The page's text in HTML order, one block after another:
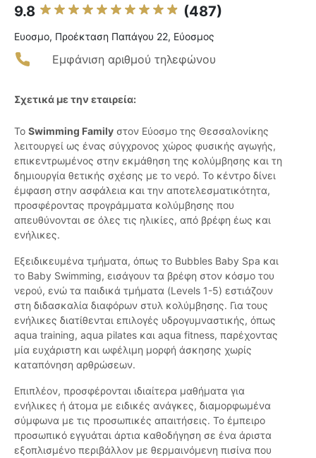
9.8 (487)
Ευοσμο, Προέκταση Παπάγου 22, Εύοσμος
Εμφάνιση αριθμού τηλεφώνου
Σχετικά με την εταιρεία:
Το Swimming Family στον Εύοσμο της Θεσσαλονίκης
λειτουργεί ως ένας σύγχρονος χώρος φυσικής αγωγής,
επικεντρωμένος στην εκμάθηση της κολύμβησης και τη
δημιουργία θετικής σχέσης με το νερό. Το κέντρο δίνει
έμφαση στην ασφάλεια και την αποτελεσματικότητα,
προσφέροντας προγράμματα κολύμβησης που
απευθύνονται σε όλες τις ηλικίες, από βρέφη έως και
ενήλικες.
Εξειδικευμένα τμήματα, όπως το Bubbles Baby Spa και
το Baby Swimming, εισάγουν τα βρέφη στον κόσμο του
νερού, ενώ τα παιδικά τμήματα (Levels 1-5) εστιάζουν
στη διδασκαλία διαφόρων στυλ κολύμβησης. Για τους
ενήλικες διατίθενται επιλογές υδρογυμναστικής, όπως
aqua training, aqua pilates και aqua fitness, παρέχοντας
μία ευχάριστη και ωφέλιμη μορφή άσκησης χωρίς
καταπόνηση αρθρώσεων.
Επιπλέον, προσφέρονται ιδιαίτερα μαθήματα για
ενήλικες ή άτομα με ειδικές ανάγκες, διαμορφωμένα
σύμφωνα με τις προσωπικές απαιτήσεις. Το έμπειρο
προσωπικό εγγυάται άρτια καθοδήγηση σε ένα άριστα
εξοπλισμένο περιβάλλον με θερμαινόμενη πισίνα που